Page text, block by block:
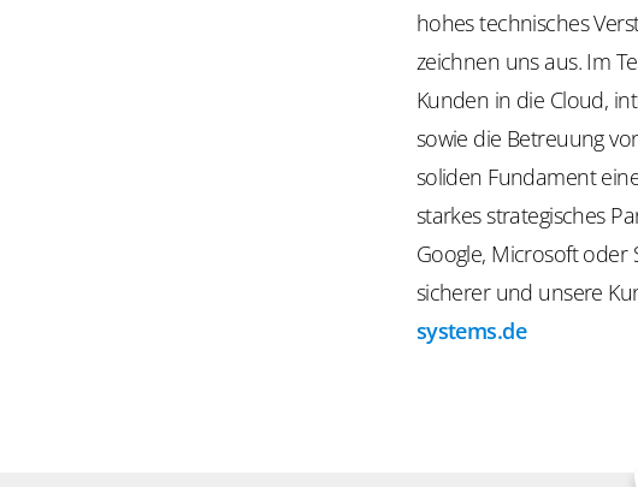
hohes technisches
zeichnen uns aus. Im
Kunden in die Cloud,
sowie die Betreuung
soliden Fundament
starkes strategisches
Google, Microsoft oder
sicherer und unsere
systems.de